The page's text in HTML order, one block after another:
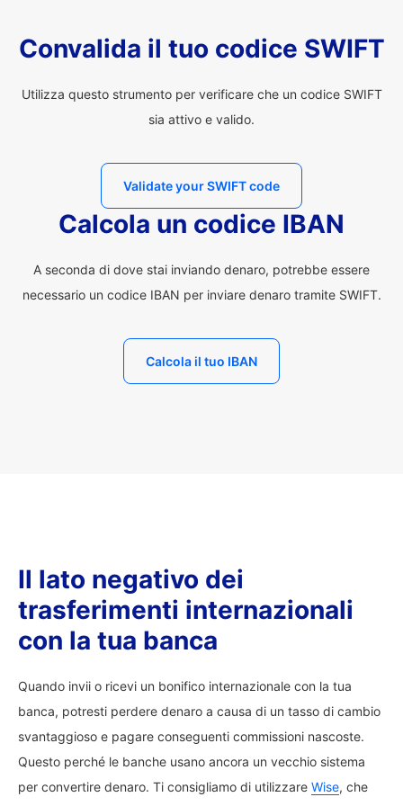
Convalida il tuo codice SWIFT
Utilizza questo strumento per verificare che un codice SWIFT
sia attivo e valido.
Validate your SWIFT code
Calcola un codice IBAN
A seconda di dove stai inviando denaro, potrebbe essere
necessario un codice IBAN per inviare denaro tramite SWIFT.
Calcola il tuo IBAN
Il lato negativo dei
trasferimenti internazionali
con la tua banca
Quando invii o ricevi un bonifico internazionale con la tua
banca, potresti perdere denaro a causa di un tasso di cambio
svantaggioso e pagare conseguenti commissioni nascoste.
Questo perché le banche usano ancora un vecchio sistema
per convertire denaro. Ti consigliamo di utilizzare Wise, che